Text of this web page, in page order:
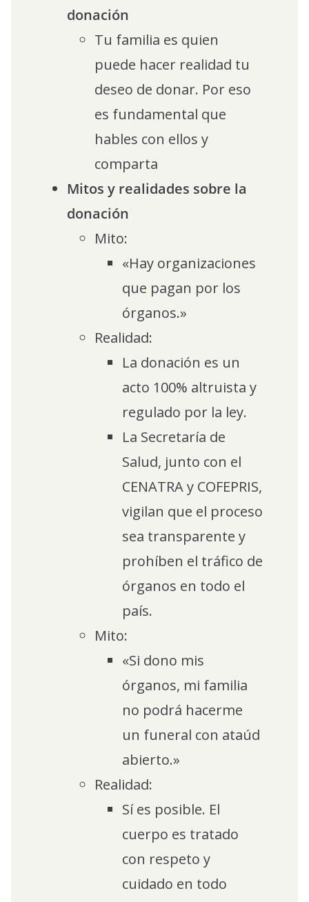
donación
Tu familia es quien
puede hacer realidad tu
deseo de donar. Por eso
es fundamental que
hables con ellos y
comparta
Mitos y realidades sobre la
donación
Mito:
«Hay organizaciones
que pagan por los
órganos.»
Realidad:
La donación es un
acto 100% altruista y
regulado por la ley.
La Secretaría de
Salud, junto con el
CENATRA y COFEPRIS,
vigilan que el proceso
sea transparente y
prohíben el tráfico de
órganos en todo el
país.
Mito:
«Si dono mis
órganos, mi familia
no podrá hacerme
un funeral con ataúd
abierto.»
Realidad:
Sí es posible. El
cuerpo es tratado
con respeto y
cuidado en todo